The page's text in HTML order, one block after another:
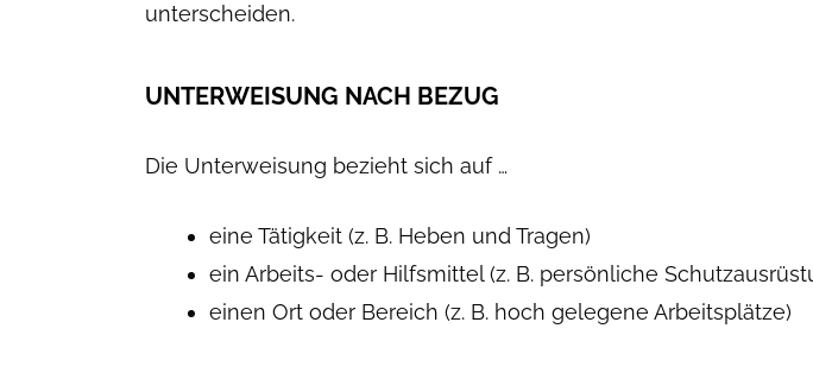
unterscheiden.
UNTERWEISUNG NACH BEZUG
Die Unterweisung bezieht sich auf …
eine Tätigkeit (z. B. Heben und Tragen)
ein Arbeits- oder Hilfsmittel (z. B. persönliche
einen Ort oder Bereich (z. B. hoch gelegene Arbeitsplätze)